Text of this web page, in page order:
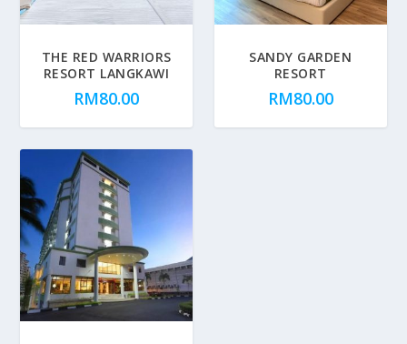
THE RED WARRIORS
RESORT LANGKAWI
RM80.00
SANDY GARDEN
RESORT
RM80.00